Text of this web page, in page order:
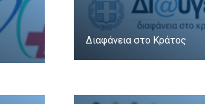
Διαφάνεια στο Κράτος